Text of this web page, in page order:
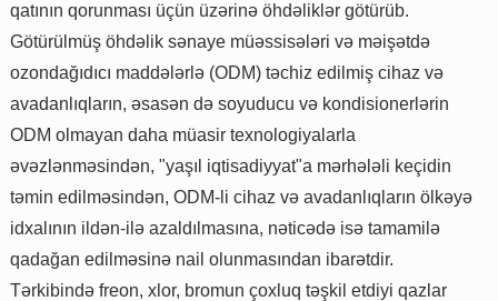
qatının qorunması üçün üzərinə öhdəliklər götürüb.
Götürülmüş öhdəlik sənaye müəssisələri və məişətdə
ozondağıdıcı maddələrlə (ODM) təchiz edilmiş cihaz və
avadanlıqların, əsasən də soyuducu və kondisionerlərin
ODM olmayan daha müasir texnologiyalarla
əvəzlənməsindən, "yaşıl iqtisadiyyat"a mərhələli keçidin
təmin edilməsindən, ODM-li cihaz və avadanlıqların ölkəyə
idxalının ildən-ilə azaldılmasına, nəticədə isə tamamilə
qadağan edilməsinə nail olunmasından ibarətdir.
Tərkibində freon, xlor, bromun çoxluq təşkil etdiyi qazlar